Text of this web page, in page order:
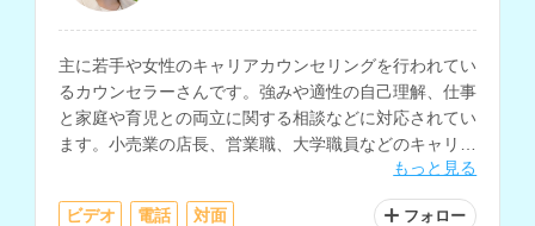
主に若手や女性のキャリアカウンセリングを行われてい
るカウンセラーさんです。強みや適性の自己理解、仕事
と家庭や育児との両立に関する相談などに対応されてい
ます。小売業の店長、営業職、大学職員などのキャリア
もっと見る
ビデオ 電話 対面 フォロー